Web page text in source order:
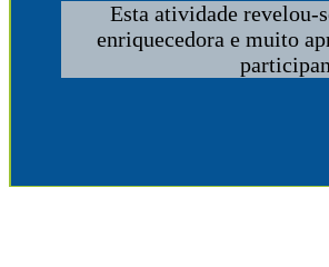
Esta atividade revelou-
enriquecedora e muito